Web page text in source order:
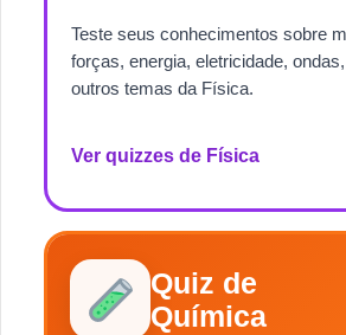
Teste seus conhecimentos sobre
forças, energia, eletricidade,
outros temas da Física.
Ver quizzes de Física
Quiz de
Química